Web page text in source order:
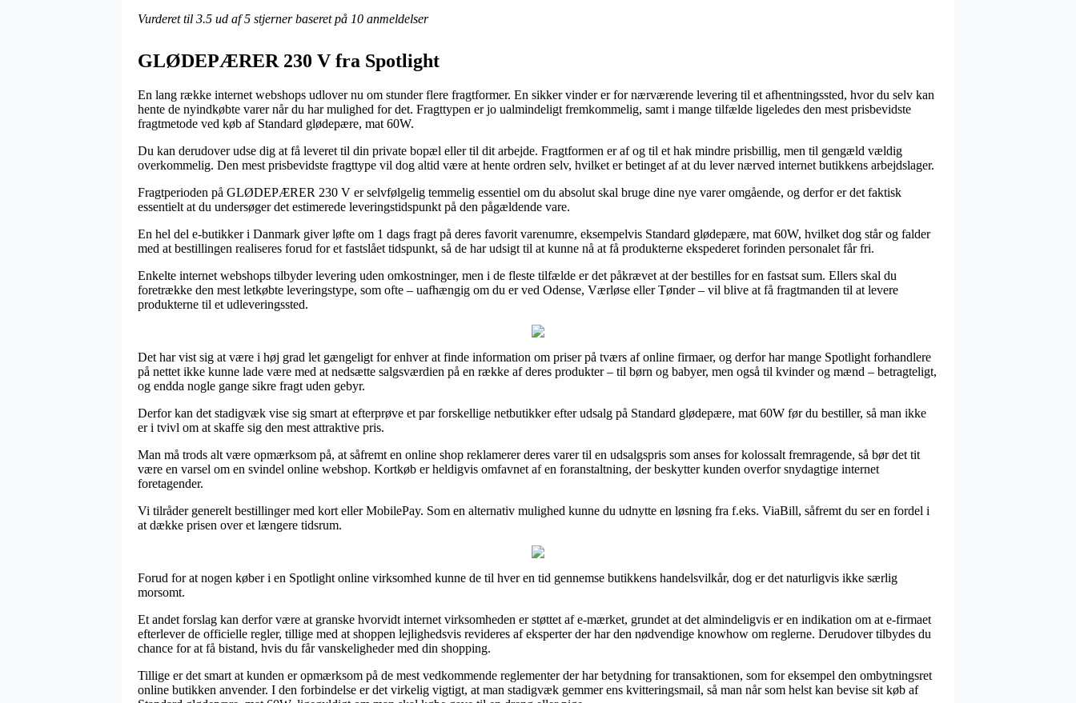
Vurderet til 3.5 ud af 5 stjerner baseret på 10 anmeldelser
GLØDEPÆRER 230 V fra Spotlight
En lang række internet webshops udlover nu om stunder flere fragtformer. En sikker vinder er for nærværende levering til et afhentningssted, hvor du selv kan
hente de nyindkøbte varer når du har mulighed for det. Fragttypen er jo ualmindeligt fremkommelig, samt i mange tilfælde ligeledes den mest prisbevidste
fragtmetode ved køb af Standard glødepære, mat 60W.
Du kan derudover udse dig at få leveret til din private bopæl eller til dit arbejde. Fragtformen er af og til et hak mindre prisbillig, men til gengæld vældig
overkommelig. Den mest prisbevidste fragttype vil dog altid være at hente ordren selv, hvilket er betinget af at du lever nærved internet butikkens arbejdslager.
Fragtperioden på GLØDEPÆRER 230 V er selvfølgelig temmelig essentiel om du absolut skal bruge dine nye varer omgående, og derfor er det faktisk
essentielt at du undersøger det estimerede leveringstidspunkt på den pågældende vare.
En hel del e-butikker i Danmark giver løfte om 1 dags fragt på deres favorit varenumre, eksempelvis Standard glødepære, mat 60W, hvilket dog står og falder
med at bestillingen realiseres forud for et fastslået tidspunkt, så de har udsigt til at kunne nå at få produkterne ekspederet forinden personalet får fri.
Enkelte internet webshops tilbyder levering uden omkostninger, men i de fleste tilfælde er det påkrævet at der bestilles for en fastsat sum. Ellers skal du
foretrække den mest letkøbte leveringstype, som ofte – uafhængig om du er ved Odense, Værløse eller Tønder – vil blive at få fragtmanden til at levere
produkterne til et udleveringssted.
Det har vist sig at være i høj grad let gængeligt for enhver at finde information om priser på tværs af online firmaer, og derfor har mange Spotlight forhandlere
på nettet ikke kunne lade være med at nedsætte salgsværdien på en række af deres produkter – til børn og babyer, men også til kvinder og mænd – betragteligt,
og endda nogle gange sikre fragt uden gebyr.
Derfor kan det stadigvæk vise sig smart at efterprøve et par forskellige netbutikker efter udsalg på Standard glødepære, mat 60W før du bestiller, så man ikke
er i tvivl om at skaffe sig den mest attraktive pris.
Man må trods alt være opmærksom på, at såfremt en online shop reklamerer deres varer til en udsalgspris som anses for kolossalt fremragende, så bør det tit
være en varsel om en svindel online webshop. Kortkøb er heldigvis omfavnet af en foranstaltning, der beskytter kunden overfor snydagtige internet
foretagender.
Vi tilråder generelt bestillinger med kort eller MobilePay. Som en alternativ mulighed kunne du udnytte en løsning fra f.eks. ViaBill, såfremt du ser en fordel i
at dække prisen over et længere tidsrum.
Forud for at nogen køber i en Spotlight online virksomhed kunne de til hver en tid gennemse butikkens handelsvilkår, dog er det naturligvis ikke særlig
morsomt.
Et andet forslag kan derfor være at granske hvorvidt internet virksomheden er støttet af e-mærket, grundet at det almindeligvis er en indikation om at e-firmaet
efterlever de officielle regler, tillige med at shoppen lejlighedsvis revideres af eksperter der har den nødvendige knowhow om reglerne. Derudover tilbydes du
chance for at få bistand, hvis du får vanskeligheder med din shopping.
Tillige er det smart at kunden er opmærksom på de mest vedkommende reglementer der har betydning for transaktionen, som for eksempel den ombytningsret
online butikken anvender. I den forbindelse er det virkelig vigtigt, at man stadigvæk gemmer ens kvitteringsmail, så man når som helst kan bevise sit køb af